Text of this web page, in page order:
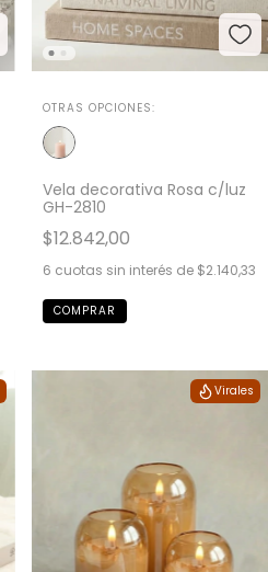
OTRAS OPCIONES:
Vela decorativa Rosa c/luz
GH-2810
$12.842,00
6 cuotas sin interés de $2.140,33
Virales